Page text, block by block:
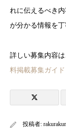
れに伝えるべき
が分かる情報を
詳しい募集内容
料掲載募集ガイド
投稿者: